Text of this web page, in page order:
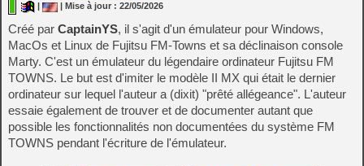
| Mise à jour : 22/05/2026
Créé par CaptainYS, il s'agit d'un émulateur pour Windows,
MacOs et Linux de Fujitsu FM-Towns et sa déclinaison console
Marty. C'est un émulateur du légendaire ordinateur Fujitsu FM
TOWNS. Le but est d'imiter le modèle II MX qui était le dernier
ordinateur sur lequel l'auteur a (dixit) "prêté allégeance". L'auteur
essaie également de trouver et de documenter autant que
possible les fonctionnalités non documentées du système FM
TOWNS pendant l'écriture de l'émulateur.